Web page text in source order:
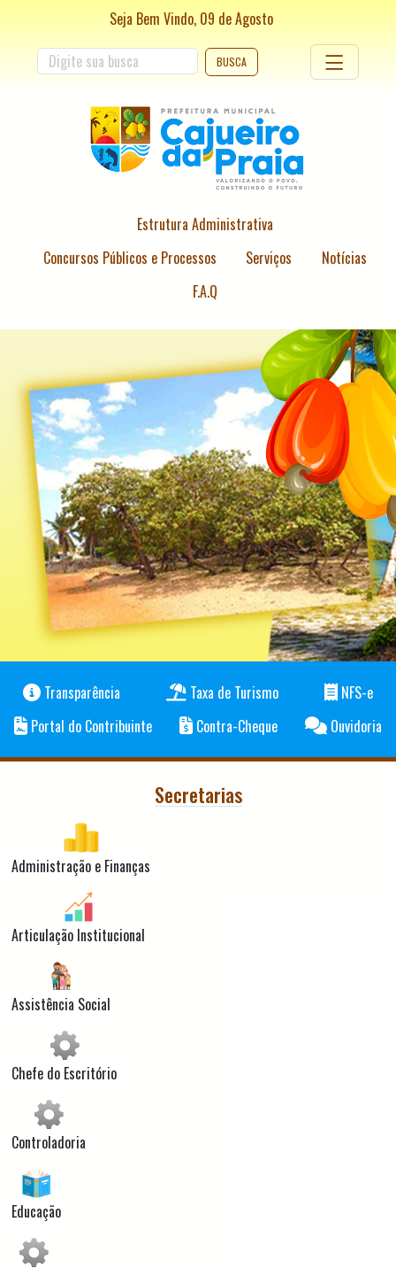
Seja Bem Vindo, 09 deAgosto
BUSCA
Estrutura Administrativa
Concursos Públicos e Processos
Serviços
Notícias
F.A.Q
Transparência Taxa de Turismo
NFS-e
Portal do Contribuinte
Contra-Cheque Ouvidoria
Secretarias
Administração e Finanças
Articulação Institucional
Assistência Social
Chefe do Escritório
Controladoria
Educação